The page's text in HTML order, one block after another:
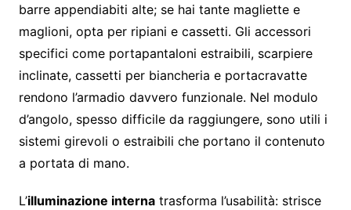
barre appendiabiti alte; se hai tante magliette e
maglioni, opta per ripiani e cassetti. Gli accessori
specifici come portapantaloni estraibili, scarpiere
inclinate, cassetti per biancheria e portacravatte
rendono l’armadio davvero funzionale. Nel modulo
d’angolo, spesso difficile da raggiungere, sono utili i
sistemi girevoli o estraibili che portano il contenuto
a portata di mano.
L’illuminazione internatrasforma l’usabilità: strisce